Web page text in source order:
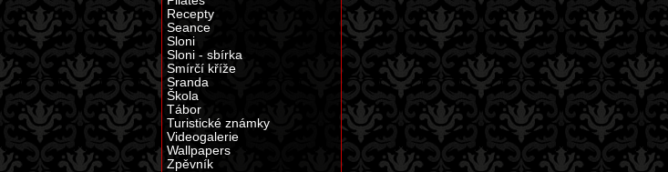
Recepty
Seance
Sloni
Sloni - sbírka
Smírčí kříže
Sranda
Škola
Tábor
Turistické známky
Videogalerie
Wallpapers
Zpěvník